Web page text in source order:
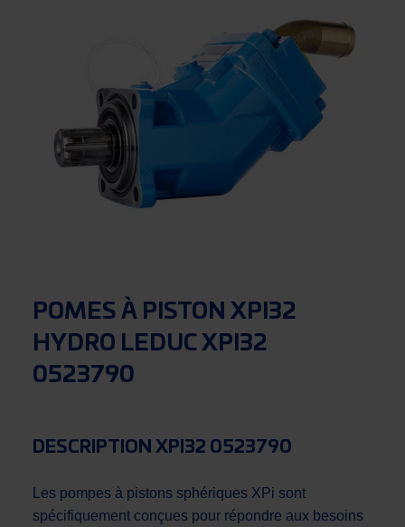
POMES À PISTON XPI32
HYDRO LEDUC XPI32
0523790
DESCRIPTION XPI32 0523790
Les pompes à pistons sphériques XPi sont
spécifiquement conçues pour répondre aux besoins